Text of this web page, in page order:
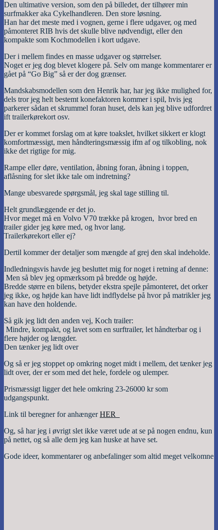
Den ultimative version, som den på billedet, der tilhører min
surfmakker aka Cykelhandleren. Den store løsning.
Han har det meste med i vognen, gerne i flere udgaver, og med
påmonteret RIB hvis det skulle blive nødvendigt, eller den
kompakte som Kochmodellen i kort udgave.
Der i mellem findes en masse udgaver og størrelser.
Noget er jeg dog blevet klogere på. Selv om mange kommentarer er
gået på “Go Big” så er der dog grænser.
Mandskabsmodellen som den Henrik har, har jeg ikke mulighed for,
dels tror jeg helt bestemt konefaktoren kommer i spil, hvis jeg
parkerer sådan et skrummel foran huset, dels kan jeg blive udfordret
ift trailerkørekort osv.
Der er kommet forslag om at køre toakslet, hvilket sikkert er klogt
komfortmæssigt, men håndteringsmæssig ifm af og tilkobling, nok
ikke det rigtige for mig.
Rampe eller døre, ventilation, åbning foran, åbning i toppen,
aflåsning for slet ikke tale om indretning?
Mange ubesvarede spørgsmål, jeg skal tage stilling til.
Helt grundlæggende er det jo.
Hvor meget må en Volvo V70 trække på krogen, hvor bred en
trailer gider jeg køre med, og hvor lang.
Trailerkørekort eller ej?
Dertil kommer der detaljer som mængde af grej den skal indeholde.
Indledningsvis havde jeg besluttet mig for noget i retning af denne:
Men så blev jeg opmærksom på bredde og højde.
Bredde større en bilens, betyder ekstra spejle påmonteret, det orker
jeg ikke, og højde kan have lidt indflydelse på hvor på matrikler jeg
kan have den holdende.
Så gik jeg lidt den anden vej, Koch trailer:
Mindre, kompakt, og lavet som en surftrailer, let håndterbar og i
flere højder og længder.
Den tænker jeg lidt over
Og så er jeg stoppet op omkring noget midt i mellem, det tænker jeg
lidt over, der er som med det hele, fordele og ulemper.
Prismæssigt ligger det hele omkring 23-26000 kr som
udgangspunkt.
Link til beregner for anhængerHER
Og, så har jeg i øvrigt slet ikke været ude at se på nogen endnu, kun
på nettet, og så alle dem jeg kan huske at have set.
Gode ideer, kommentarer og anbefalinger som altid meget velkomne